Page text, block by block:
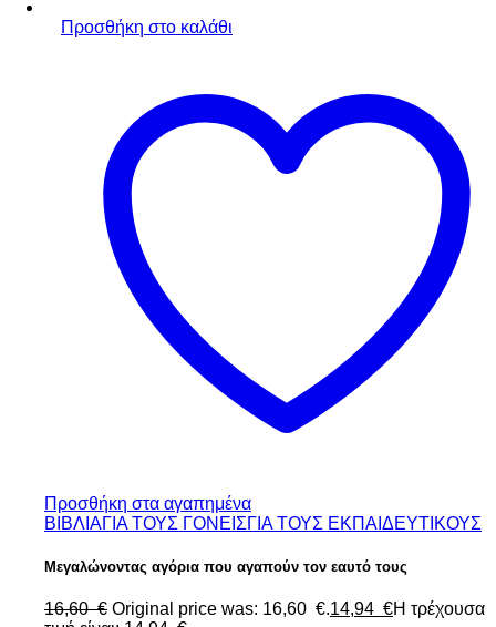
Προσθήκη στο καλάθι
Προσθήκη στα αγαπημένα
ΒΙΒΛΙΑΓΙΑ ΤΟΥΣ ΓΟΝΕΙΣΓΙΑ ΤΟΥΣ ΕΚΠΑΙΔΕΥΤΙΚΟΥΣ
Μεγαλώνοντας αγόρια που αγαπούν τον εαυτό τους
16,60 € Original price was: 16,60 €.14,94 €Η τρέχουσα